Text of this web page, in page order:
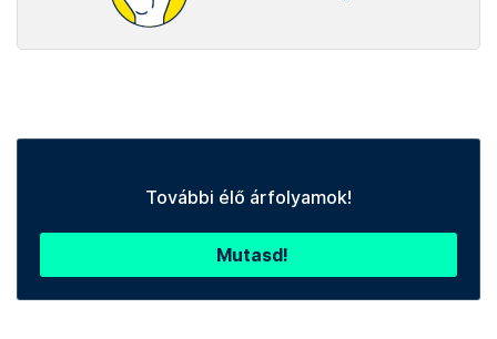
További élő árfolyamok!
Mutasd!